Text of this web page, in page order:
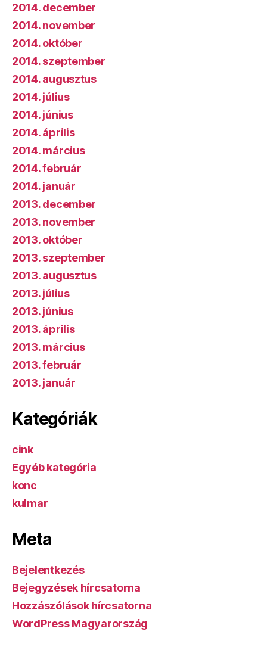
2014. december
2014. november
2014. október
2014. szeptember
2014. augusztus
2014. július
2014. június
2014. április
2014. március
2014. február
2014. január
2013. december
2013. november
2013. október
2013. szeptember
2013. augusztus
2013. július
2013. június
2013. április
2013. március
2013. február
2013. január
Kategóriák
cink
Egyéb kategória
konc
kulmar
Meta
Bejelentkezés
Bejegyzések hírcsatorna
Hozzászólások hírcsatorna
WordPress Magyarország